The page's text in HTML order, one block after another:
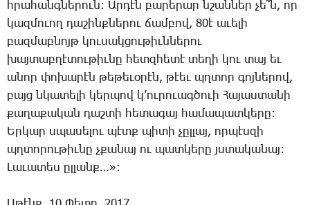
հրա­հանգ­նե­րուն: Ար­դէն բա­րե­րար նշան­ներ չե՞ն, որ
կազ­մո­ւող դա­շինք­նե­րու ճամ­բով, 80է ա­ւե­լի
բազ­մաբ­նոյթ կու­սակ­ցու­թիւն­նե­րու
խայ­տաբ­ղէ­տու­թիւ­նը հետզ­հե­տէ տե­ղի կու տայ եւ
ա­նոր փո­խա­րէն թե­թե­ւօ­րէն, թէեւ պղտոր գոյ­նե­րով,
բայց նկա­տե­լի կեր­պով կ’ու­րուագ­ծո­ւի ­Հա­յաս­տա­նի
քա­ղա­քա­կան դաշ­տի հե­տա­գայ հա­մա­պատ­կե­րը:
Եր­կար սպա­սե­լու պէտք պի­տի չըլ­լայ, որ­պէսզի
պղտո­րու­թիւ­նը չքա­նայ ու պատ­կե­րը յստա­կա­նայ:
­Լա­ւա­տես ըլ­լանք…»: